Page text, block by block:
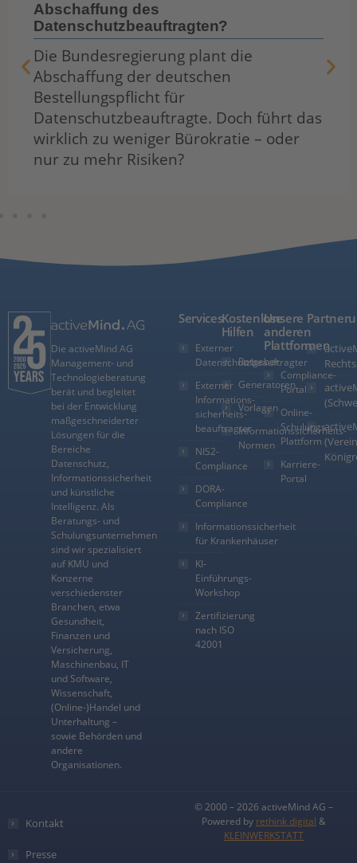
Abschaffung des
Datenschutzbeauftragten?
Die Bundesregierung plant die
Abschaffung der deutschen
Bestellungspflicht für
Datenschutzbeauftragte. Doch führt das
wirklich zu weniger Bürokratie – oder
nur zu mehr Risiken?
Die activeMind AG
Management- und
Technologieberatung
berät und begleitet
bei der Entwicklung
maßgeschneiderter
Lösungen für die
Bereiche
Datenschutz,
Informationssicherheit
und künstliche
Intelligenz. Als
Beratungs- und
Schulungsunternehmen
sind wir spezialisiert
auf KMU und
Konzerne
verschiedenster
Branchen, etwa
Gesundheit,
Finanzen und
Versicherung,
Maschinenbau, IT
und Software,
Wissenschaft,
(Online-)Handel und
Unterhaltung –
sowie Behörden und
andere
Organisationen.
Services
Externer
Datenschutzbeauftragter
Externer
Informations­
sicherheits­
beauftragter
NIS2-
Compliance
DORA-
Compliance
Informationssicherheit
für Krankenhäuser
KI-
Einführungs-
Workshop
Zertifizierung
nach ISO
42001
Kostenlose
Hilfen
Ratgeber
Generatoren
Vorlagen
Informationssicherheits-
Normen
Unsere
anderen
Plattformen
Compliance-
Portal
Online-
Schulungs-
Plattform
Karriere-
Portal
Kontakt
Presse
© 2000 – 2026 activeMind AG –
Powered by rethink digital &
KLEINWERKSTATT